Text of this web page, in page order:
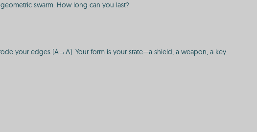
swarm. How long can you last?
your edges (A→Λ). Your form is your state—a shield, a weapon, a key.